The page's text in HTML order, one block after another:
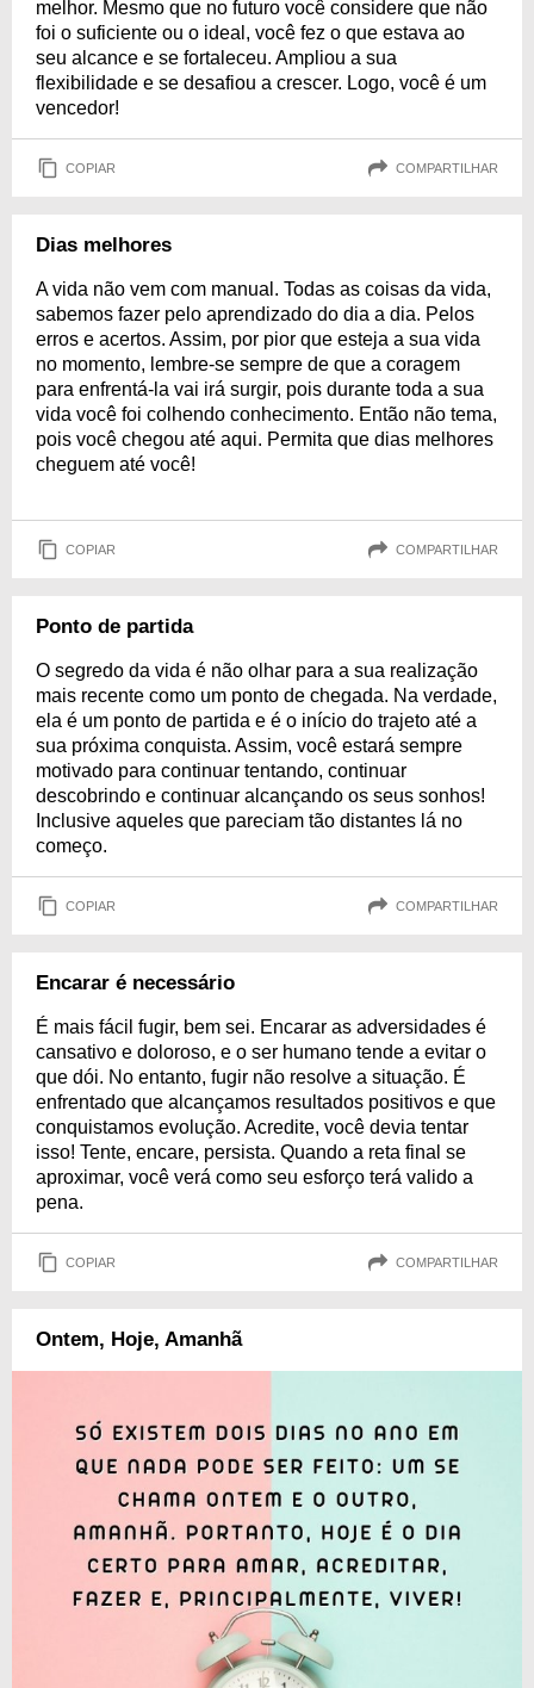
melhor. Mesmo que no futuro você considere que não
foi o suficiente ou o ideal, você fez o que estava ao
seu alcance e se fortaleceu. Ampliou a sua
flexibilidade e se desafiou a crescer. Logo, você é um
vencedor!
COPIAR COMPARTILHAR
Dias melhores
A vida não vem com manual. Todas as coisas da vida,
sabemos fazer pelo aprendizado do dia a dia. Pelos
erros e acertos. Assim, por pior que esteja a sua vida
no momento, lembre-se sempre de que a coragem
para enfrentá-la vai irá surgir, pois durante toda a sua
vida você foi colhendo conhecimento. Então não tema,
pois você chegou até aqui. Permita que dias melhores
cheguem até você!
COPIAR COMPARTILHAR
Ponto de partida
O segredo da vida é não olhar para a sua realização
mais recente como um ponto de chegada. Na verdade,
ela é um ponto de partida e é o início do trajeto até a
sua próxima conquista. Assim, você estará sempre
motivado para continuar tentando, continuar
descobrindo e continuar alcançando os seus sonhos!
Inclusive aqueles que pareciam tão distantes lá no
começo.
COPIAR COMPARTILHAR
Encarar é necessário
É mais fácil fugir, bem sei. Encarar as adversidades é
cansativo e doloroso, e o ser humano tende a evitar o
que dói. No entanto, fugir não resolve a situação. É
enfrentado que alcançamos resultados positivos e que
conquistamos evolução. Acredite, você devia tentar
isso! Tente, encare, persista. Quando a reta final se
aproximar, você verá como seu esforço terá valido a
pena.
COPIAR COMPARTILHAR
Ontem, Hoje, Amanhã